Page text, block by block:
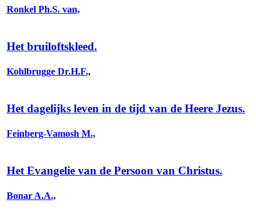
Ronkel Ph.S. van,
Het bruiloftskleed.
Kohlbrugge Dr.H.F.,
Het dagelijks leven in de tijd van de Heere Jezus.
Feinberg-Vamosh M.,
Het Evangelie van de Persoon van Christus.
Bonar A.A.,